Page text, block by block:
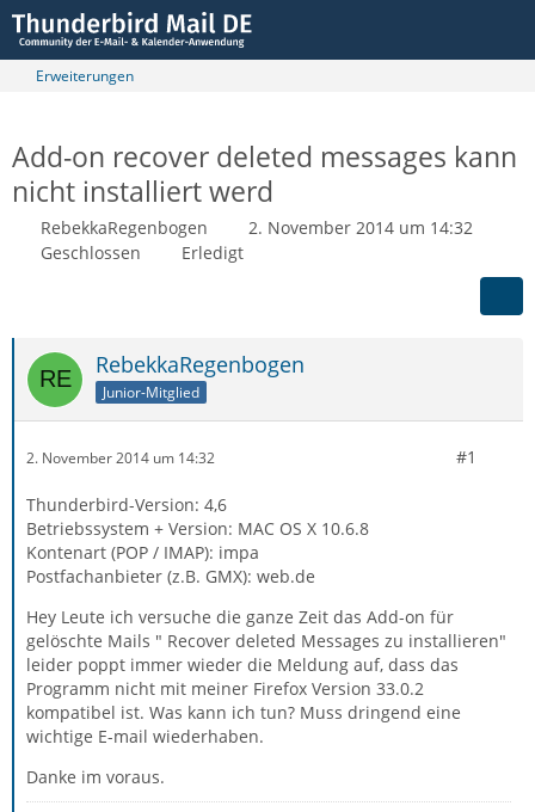
Erweiterungen
Add-on recover deleted messages kann
nicht installiert werd
RebekkaRegenbogen
2. November 2014 um 14:32
Geschlossen
Erledigt
RebekkaRegenbogen
Junior-Mitglied
2. November 2014 um 14:32 #1
Thunderbird-Version: 4,6
Betriebssystem + Version: MAC OS X 10.6.8
Kontenart (POP / IMAP): impa
Postfachanbieter (z.B. GMX): web.de
Hey Leute ich versuche die ganze Zeit das Add-on für
gelöschte Mails " Recover deleted Messages zu installieren"
leider poppt immer wieder die Meldung auf, dass das
Programm nicht mit meiner Firefox Version 33.0.2
kompatibel ist. Was kann ich tun? Muss dringend eine
wichtige E-mail wiederhaben.
Danke im voraus.